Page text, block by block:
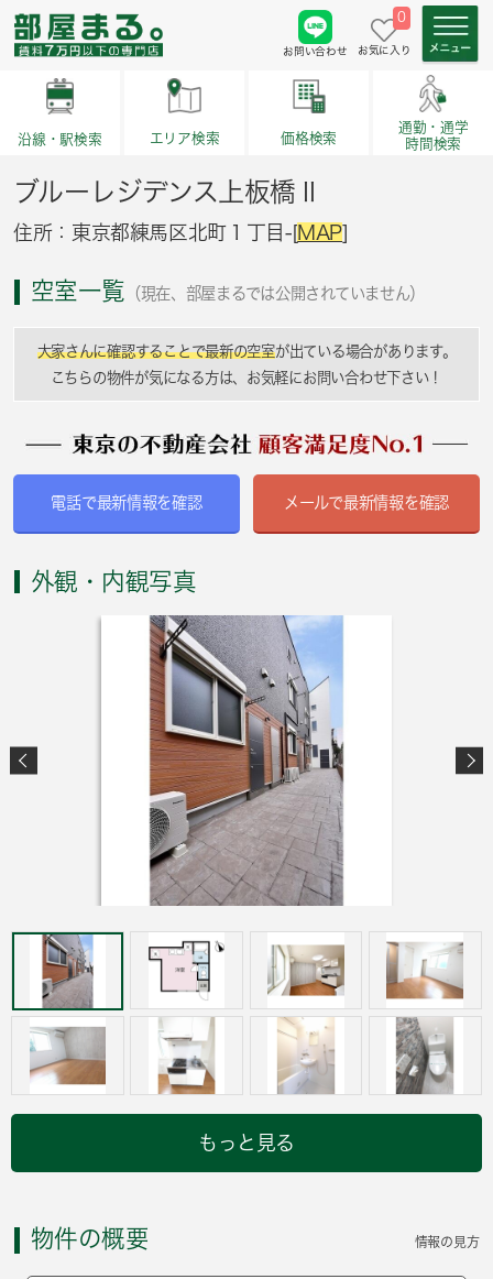
お問い合わせ
0
お気に入り
沿線・駅検索 エリア検索 価格検索
通勤・通学
時間検索
ブルーレジデンス上板橋Ⅱ
住所：東京都練馬区北町１丁目-[MAP]
空室一覧 （現在、部屋まるでは公開されていません）
大家さんに確認することで最新の空室が出ている場合があります。
こちらの物件が気になる方は、お気軽にお問い合わせ下さい！
電話で最新情報を確認 メールで最新情報を確認
外観・内観写真
もっと見る
物件の概要 情報の見方